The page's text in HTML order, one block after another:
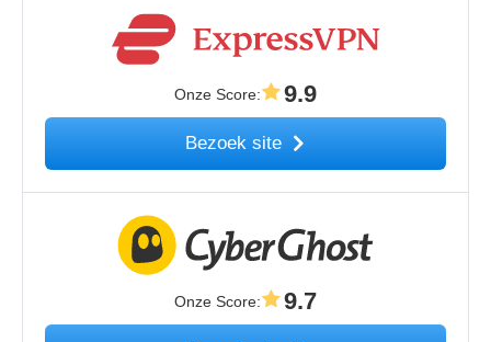
Onze Score: 9.9
Bezoek site
Onze Score: 9.7